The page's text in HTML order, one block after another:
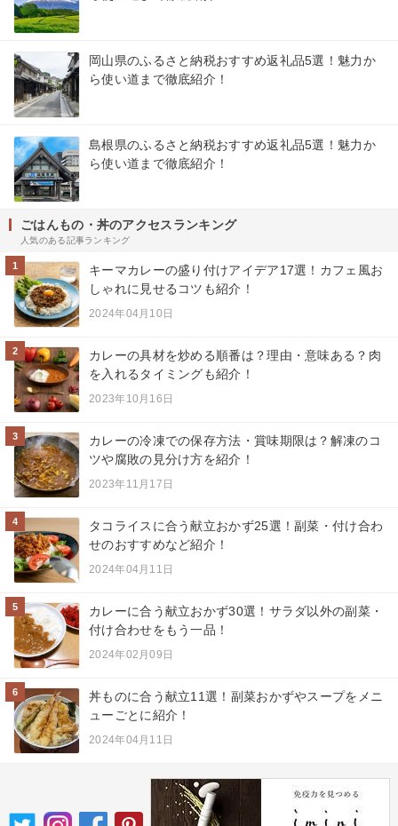
岡山県のふるさと納税おすすめ返礼品5選！魅力か
ら使い道まで徹底紹介！
島根県のふるさと納税おすすめ返礼品5選！魅力か
ら使い道まで徹底紹介！
ごはんもの・丼のアクセスランキング
人気のある記事ランキング
1
キーマカレーの盛り付けアイデア17選！カフェ風お
しゃれに見せるコツも紹介！
2024年04月10日
2
カレーの具材を炒める順番は？理由・意味ある？肉
を入れるタイミングも紹介！
2023年10月16日
3
カレーの冷凍での保存方法・賞味期限は？解凍のコ
ツや腐敗の見分け方を紹介！
2023年11月17日
4
タコライスに合う献立おかず25選！副菜・付け合わ
せのおすすめなど紹介！
2024年04月11日
5
カレーに合う献立おかず30選！サラダ以外の副菜・
付け合わせをもう一品！
2024年02月09日
6
丼ものに合う献立11選！副菜おかずやスープをメニ
ューごとに紹介！
2024年04月11日